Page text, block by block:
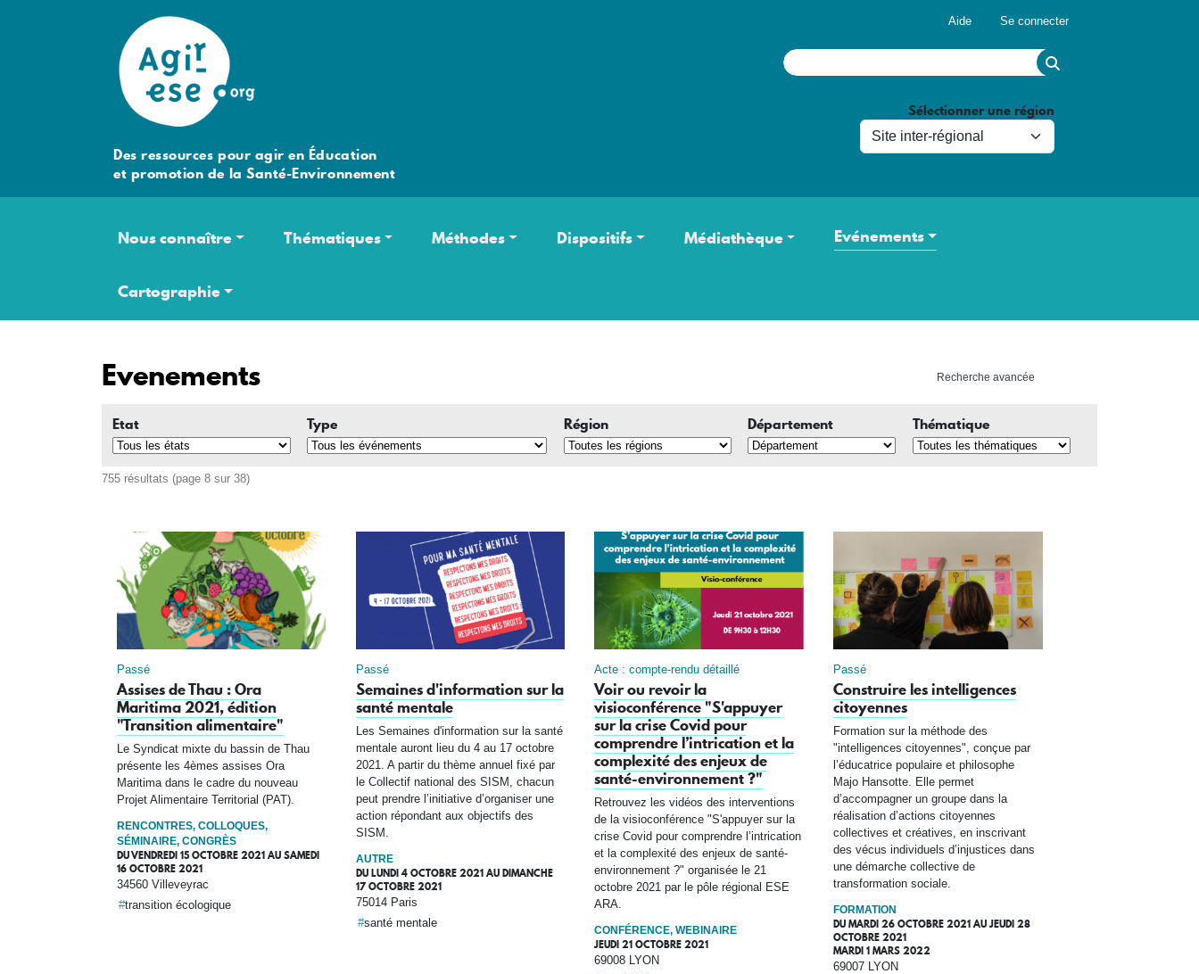
Des ressources pour agir en Éducation
et promotion de la Santé-Environnement
Aide Se connecter
Sélectionner une région
Nous connaître Thématiques Méthodes Dispositifs Médiathèque Evénements
Cartographie
Recherche avancée
Evenements
Etat Type Région Département Thématique
755 résultats (page 8 sur 38)
Passé
Assises de Thau : Ora
Maritima 2021, édition
"Transition alimentaire"
Le Syndicat mixte du bassin de Thau
présente les 4èmes assises Ora
Maritima dans le cadre du nouveau
Projet Alimentaire Territorial (PAT).
RENCONTRES, COLLOQUES,
SÉMINAIRE, CONGRÈS
DUVENDREDI 15 OCTOBRE 2021AUSAMEDI
16 OCTOBRE 2021
34560 Villeveyrac
transition écologique
Passé
Semaines d'information sur la
santé mentale
Les Semaines d'information sur la santé
mentale auront lieu du 4 au 17 octobre
2021. A partir du thème annuel fixé par
le Collectif national des SISM, chacun
peut prendre l’initiative d’organiser une
action répondant aux objectifs des
SISM.
AUTRE
DULUNDI 4 OCTOBRE 2021AUDIMANCHE
17 OCTOBRE 2021
75014 Paris
santé mentale
Acte : compte-rendu détaillé
Voir ou revoir la
visioconférence "S'appuyer
sur la crise Covid pour
comprendre l’intrication et la
complexité des enjeux de
santé-environnement ?"
Retrouvez les vidéos des interventions
de la visioconférence "S'appuyer sur la
crise Covid pour comprendre l’intrication
et la complexité des enjeux de santé-
environnement ?" organisée le 21
octobre 2021 par le pôle régional ESE
ARA.
CONFÉRENCE, WEBINAIRE
JEUDI 21 OCTOBRE 2021
69008 LYON
Passé
Construire les intelligences
citoyennes
Formation sur la méthode des
"intelligences citoyennes", conçue par
l’éducatrice populaire et philosophe
Majo Hansotte. Elle permet
d’accompagner un groupe dans la
réalisation d’actions citoyennes
collectives et créatives, en inscrivant
des vécus individuels d’injustices dans
une démarche collective de
transformation sociale.
FORMATION
DUMARDI 26 OCTOBRE 2021AUJEUDI 28
OCTOBRE 2021
MARDI 1 MARS 2022
69007 LYON